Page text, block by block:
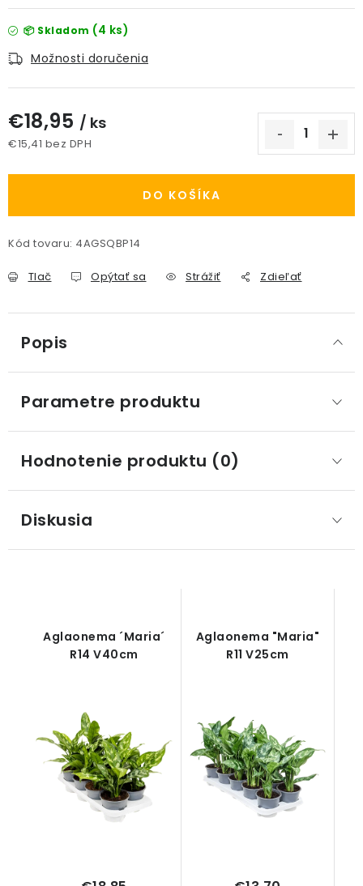
Podmienky ochrany osobných údajov
O nás
Spôsoby platby
Informácie o doprave
Kontakt / Právne údaje
📦 Skladom (4 ks)
Možnosti doručenia
€18,95 / ks
€15,41 bez DPH
DO KOŠÍKA
Kód tovaru: 4AGSQBP14
Tlač Opýtať sa Strážiť Zdieľať
Popis
Parametre produktu
Hodnotenie produktu (0)
Diskusia
Aglaonema ´Maria´
R14 V40cm
Aglaonema "Maria"
R11 V25cm